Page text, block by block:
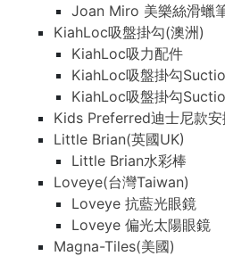
Joan Miro 美樂絲滑蠟
KiahLoc吸盤掛勾(澳洲)
KiahLoc吸力配件
KiahLoc吸盤掛勾
KiahLoc吸盤掛勾
Kids Preferred迪士尼款安
Little Brian(英國UK)
Little Brian水彩棒
Loveye(台灣Taiwan)
Loveye 抗藍光眼鏡
Loveye 偏光太陽眼鏡
Magna-Tiles(美國)